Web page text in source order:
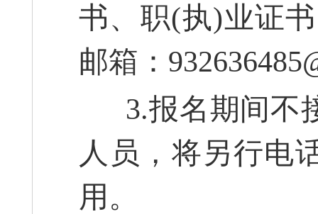
书、职(执)业证
邮箱：
3.报名期间不
人员，将另行电
用。